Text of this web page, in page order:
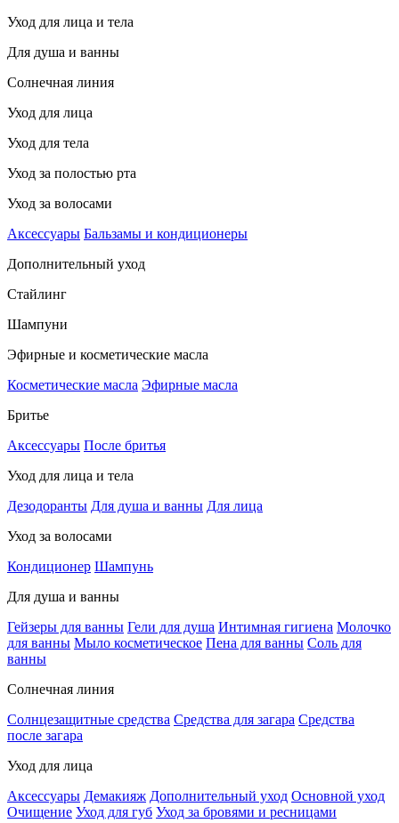
Уход для лица и тела
Для душа и ванны
Солнечная линия
Уход для лица
Уход для тела
Уход за полостью рта
Уход за волосами
Аксессуары Бальзамы и кондиционеры
Дополнительный уход
Стайлинг
Шампуни
Эфирные и косметические масла
Косметические масла Эфирные масла
Бритье
Аксессуары После бритья
Уход для лица и тела
Дезодоранты Для душа и ванны Для лица
Уход за волосами
Кондиционер Шампунь
Для душа и ванны
Гейзеры для ванны Гели для душа Интимная гигиена Молочко
для ванны Мыло косметическое Пена для ванны Соль для
ванны
Солнечная линия
Солнцезащитные средства Средства для загара Средства
после загара
Уход для лица
Аксессуары Демакияж Дополнительный уход Основной уход
Очищение Уход для губ Уход за бровями и ресницами